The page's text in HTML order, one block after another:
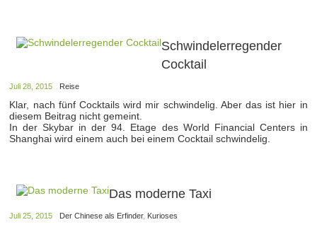
Schwindelerregender
Cocktail
Juli 28, 2015 Reise
Klar, nach fünf Cocktails wird mir schwindelig. Aber das ist hier in
diesem Beitrag nicht gemeint.
In der Skybar in der 94. Etage des World Financial Centers in
Shanghai wird einem auch bei einem Cocktail schwindelig.
Das moderne Taxi
Juli 25, 2015 Der Chinese als Erfinder, Kurioses